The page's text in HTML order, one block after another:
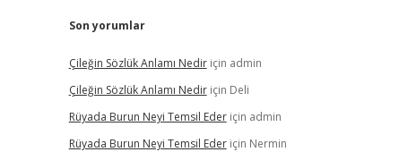
Son yorumlar
Çileğin Sözlük Anlamı Nediriçin admin
Çileğin Sözlük Anlamı Nediriçin Deli
Rüyada Burun Neyi Temsil Ederiçin admin
Rüyada Burun Neyi Temsil Ederiçin Nermin